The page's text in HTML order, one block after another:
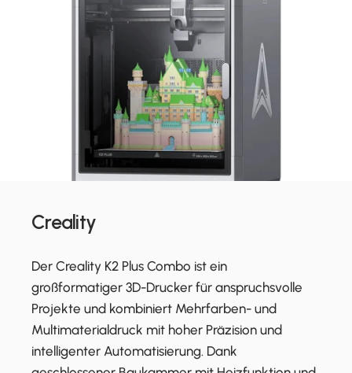
Creality
Der Creality K2 Plus Combo ist ein
großformatiger 3D-Drucker für anspruchsvolle
Projekte und kombiniert Mehrfarben- und
Multimaterialdruck mit hoher Präzision und
intelligenter Automatisierung. Dank